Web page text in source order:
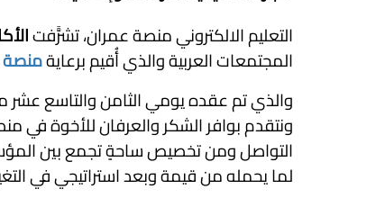
التعليم الالكتروني منصة عمران، تشرًّفت
المجتمعات العربية والذي أُقيم برعايةمنصة
والذي تم عقده يومي الثامن والتاسع عشر
ونتقدم بوافر الشكر والعرفان للأخوة في
التواصل ومن تخصيص ساحةٍ تجمع بين
لما يحمله من قيمة وبعد استراتيجي في